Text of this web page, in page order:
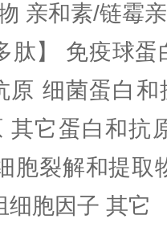
亲和素/链霉
肽】 免疫球
原 细菌蛋白
其它蛋白和抗
胞裂解和提取
细胞因子 其它